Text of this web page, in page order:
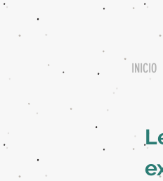
INICIO